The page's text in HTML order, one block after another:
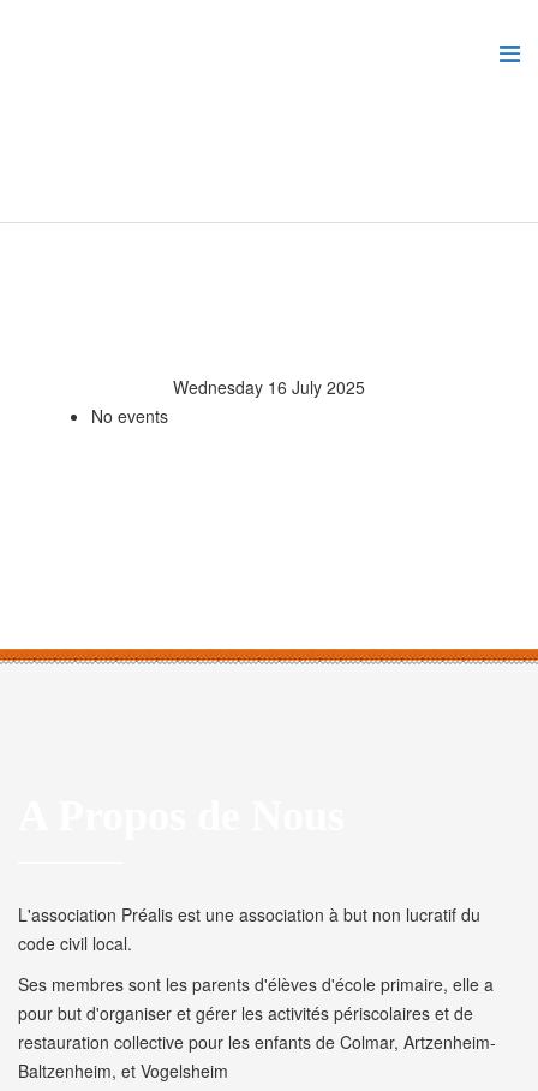
Wednesday 16 July 2025
No events
L'association Préalis est une association à but non lucratif du
code civil local.
Ses membres sont les parents d'élèves d'école primaire, elle a
pour but d'organiser et gérer les activités périscolaires et de
restauration collective pour les enfants de Colmar, Artzenheim-
Baltzenheim, et Vogelsheim